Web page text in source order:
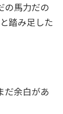
の馬力だの
踏み足した
だ余白があ